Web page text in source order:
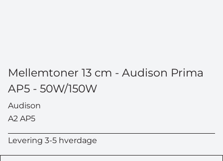
Mellemtoner 13 cm - Audison Prima
AP5 - 50W/150W
Audison
A2 AP5
Levering 3-5 hverdage